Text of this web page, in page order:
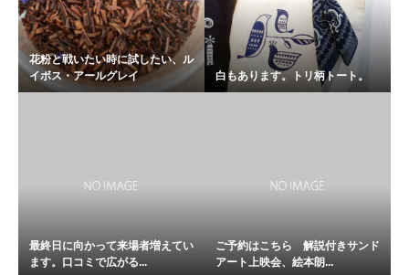
花粉と戦いたい時に試したい、ル
イボス・アールグレイ
白もあります。トリ柄トート。
最終日に向かって来場者増えてい
ます。口コミで広がる...
ご予約はこちら 解説付きサンド
アート上映会、絵本朗...